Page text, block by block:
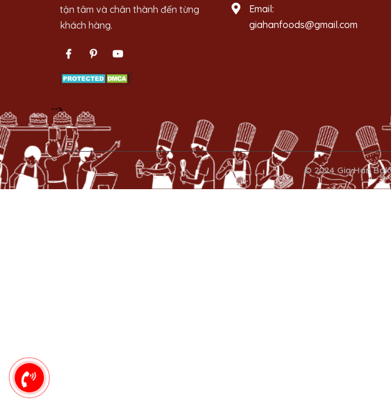
tận tâm và chân thành đến từng
khách hàng.
Email:
giahanfoods@gmail.com
-->
© 2024 Gia Han
0949
444